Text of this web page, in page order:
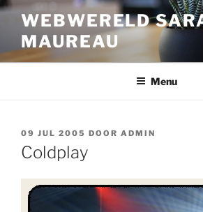
Ga
inhoud
WEBWERELD
MAUREAU
Menu
GEPLAATST
OP
09 JUL 2005 DOOR ADMIN
Coldplay